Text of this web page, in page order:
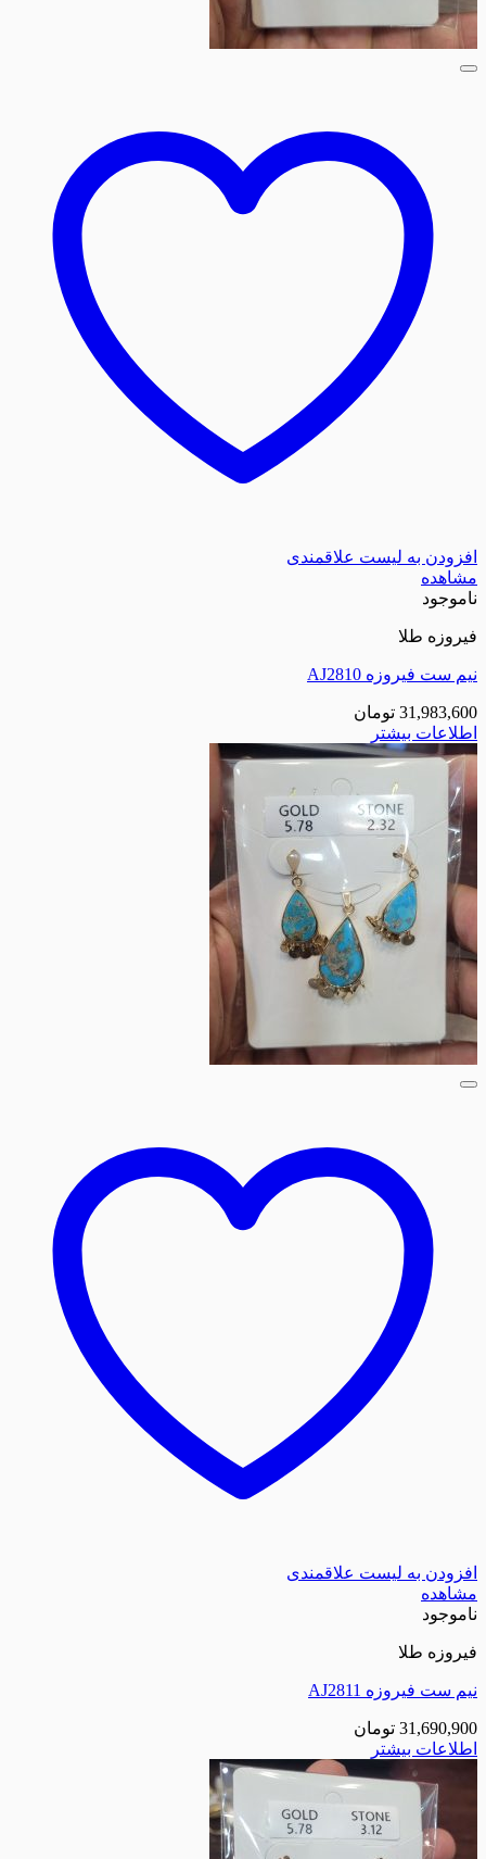
افزودن به لیست علاقمندی
مشاهده
ناموجود
فیروزه طلا
نیم ست فیروزه AJ2810
31,983,600 تومان
اطلاعات بیشتر
افزودن به لیست علاقمندی
مشاهده
ناموجود
فیروزه طلا
نیم ست فیروزه AJ2811
31,690,900 تومان
اطلاعات بیشتر